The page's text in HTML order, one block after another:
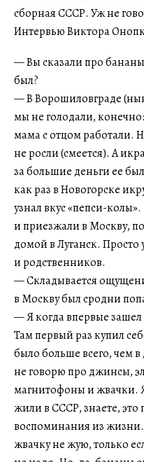
— Вы сказали про
был?
— В Ворошиловграде
мы не голодали,
мама с отцом работали.
не росли (смеется). А
за большие деньги ее
как раз в Новогорске
узнал вкус «пепси-
и приезжали в Москву,
домой в Луганск. Просто
и родственников.
— Складывается
в Москву был сродни
— Я когда впервые
Там первый раз купил
было больше всего, чем
не говорю про джинсы,
магнитофоны и жвачки.
жили в СССР, знаете, это
воспоминания из жизни.
жвачку не жую, только